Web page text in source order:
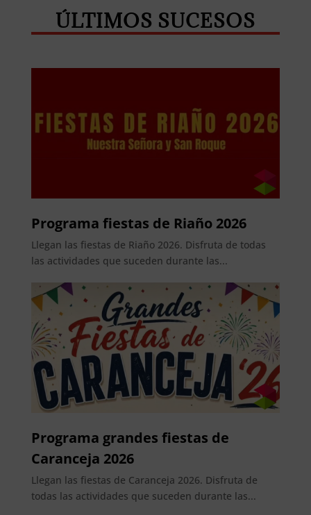
ÚLTIMOS SUCESOS
Programa fiestas de Riaño 2026
Llegan las fiestas de Riaño 2026. Disfruta de todas
las actividades que suceden durante las...
Programa grandes fiestas de
Caranceja 2026
Llegan las fiestas de Caranceja 2026. Disfruta de
todas las actividades que suceden durante las...